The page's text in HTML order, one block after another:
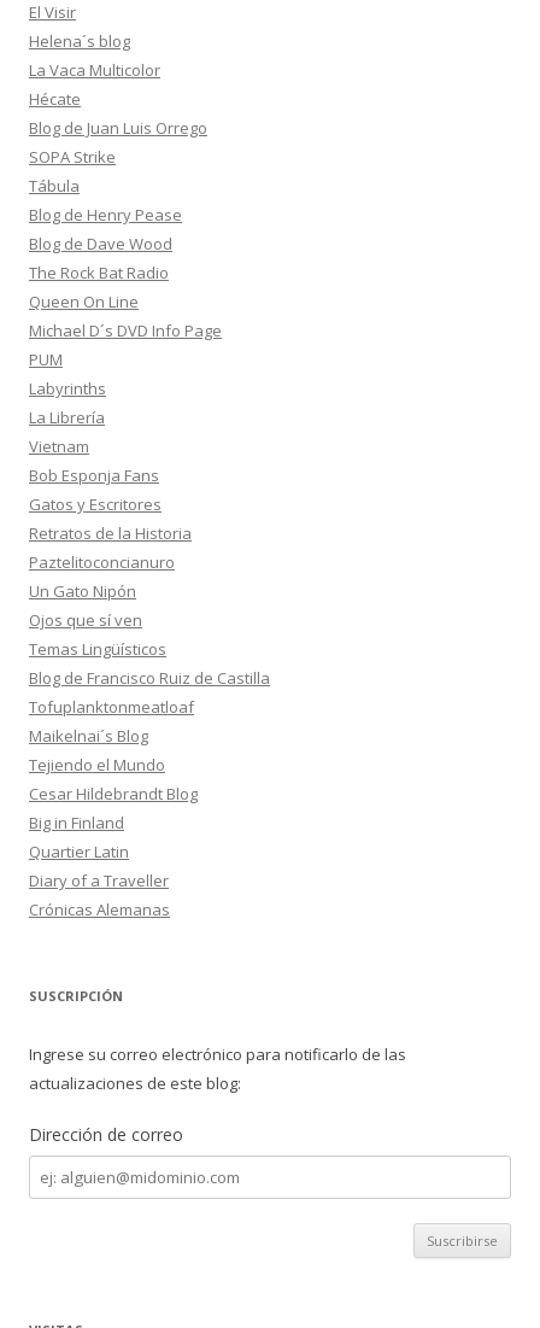
El Visir
Helena´s blog
La Vaca Multicolor
Hécate
Blog de Juan Luis Orrego
SOPA Strike
Tábula
Blog de Henry Pease
Blog de Dave Wood
The Rock Bat Radio
Queen On Line
Michael D´s DVD Info Page
PUM
Labyrinths
La Librería
Vietnam
Bob Esponja Fans
Gatos y Escritores
Retratos de la Historia
Paztelitoconcianuro
Un Gato Nipón
Ojos que sí ven
Temas Lingüísticos
Blog de Francisco Ruiz de Castilla
Tofuplanktonmeatloaf
Maikelnai´s Blog
Tejiendo el Mundo
Cesar Hildebrandt Blog
Big in Finland
Quartier Latin
Diary of a Traveller
Crónicas Alemanas
SUSCRIPCIÓN
Ingrese su correo electrónico para notificarlo de las
actualizaciones de este blog:
Dirección de correo
Dirección
de
correo